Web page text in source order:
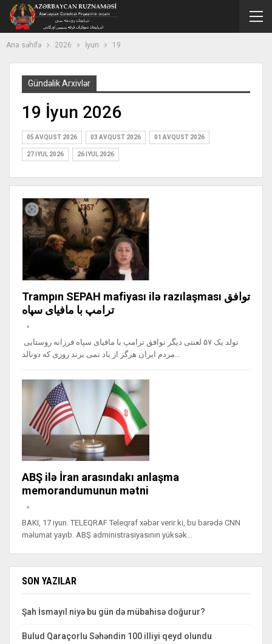
Ana səhifə 2026 İyun 19
Gündəlik Arxivlər
19 İyun 2026
05 AVQUST 2026 03 AVQUST 2026 01 AVQUST 2026
27 İYUL 2026 26 İYUL 2026
Trampın SEPAH mafiyası ilə razılaşması توافق
ترامپ با مافیای سپاه
ABŞ ilə İran arasındakı anlaşma
memorandumunun mətni
BAKI, 17 iyun. TELEQRAF Teleqraf xəbər verir ki, bu barədə CNN
məlumat yayıb. ABŞ administrasiyasının yüksək…
SON YAZILAR
Şah İsmayıl niyə bu gün də mübahisə doğurur?
Bulud Qaraçorlu Səhəndin 100 illiyi qeyd olundu